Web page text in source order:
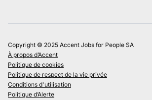
Copyright © 2025 Accent Jobs for People SA
À propos d’Accent
Politique de cookies
Politique de respect de la vie privée
Conditions d'utilisation
Politique d’Alerte